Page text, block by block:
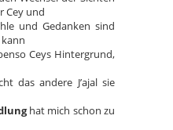
Cey und
und Gedanken sind
Ceys Hintergrund,
das andere J’ajal sie
hat mich schon zu